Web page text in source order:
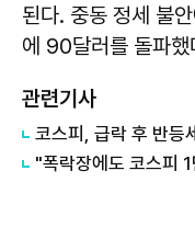
된다. 중동 정세 불
에 90달러를 돌파했
관련기사